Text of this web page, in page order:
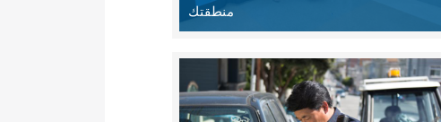
منطقتك